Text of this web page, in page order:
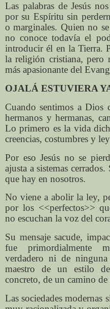
Las palabras de Jesús
por su Espíritu sin
o marginales. Quien no
no conoce todavía el
introducir él en la Tierra.
la religión cristiana, pero
más apasionante del
OJALÁ ESTUVIERA
Cuando sentimos a Dios
hermanos y hermanas,
Lo primero es la vida
creencias, costumbres y
Por eso Jesús no se
ajusta a sistemas
que hay en nosotros.
No viene a abolir la ley,
por los <<perfectos>>
no escuchan la voz del
Su mensaje sacude,
fue primordialmente
verdadero ni de
maestro de un estilo
concreto, de un camino
Las sociedades